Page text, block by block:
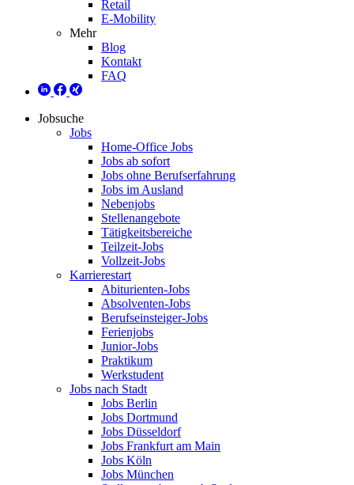
Retail
E-Mobility
Mehr
Blog
Kontakt
FAQ
Jobsuche
Jobs
Home-Office Jobs
Jobs ab sofort
Jobs ohne Berufserfahrung
Jobs im Ausland
Nebenjobs
Stellenangebote
Tätigkeitsbereiche
Teilzeit-Jobs
Vollzeit-Jobs
Karrierestart
Abiturienten-Jobs
Absolventen-Jobs
Berufseinsteiger-Jobs
Ferienjobs
Junior-Jobs
Praktikum
Werkstudent
Jobs nach Stadt
Jobs Berlin
Jobs Dortmund
Jobs Düsseldorf
Jobs Frankfurt am Main
Jobs Köln
Jobs München